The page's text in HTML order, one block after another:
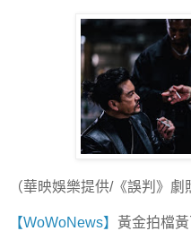
（華映娛樂提供/《誤判》劇
【WoWoNews】 黃金拍檔